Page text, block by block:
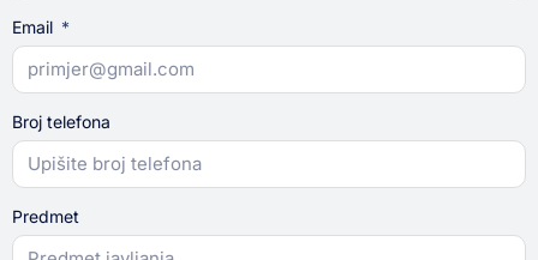
Email
Broj telefona
Predmet